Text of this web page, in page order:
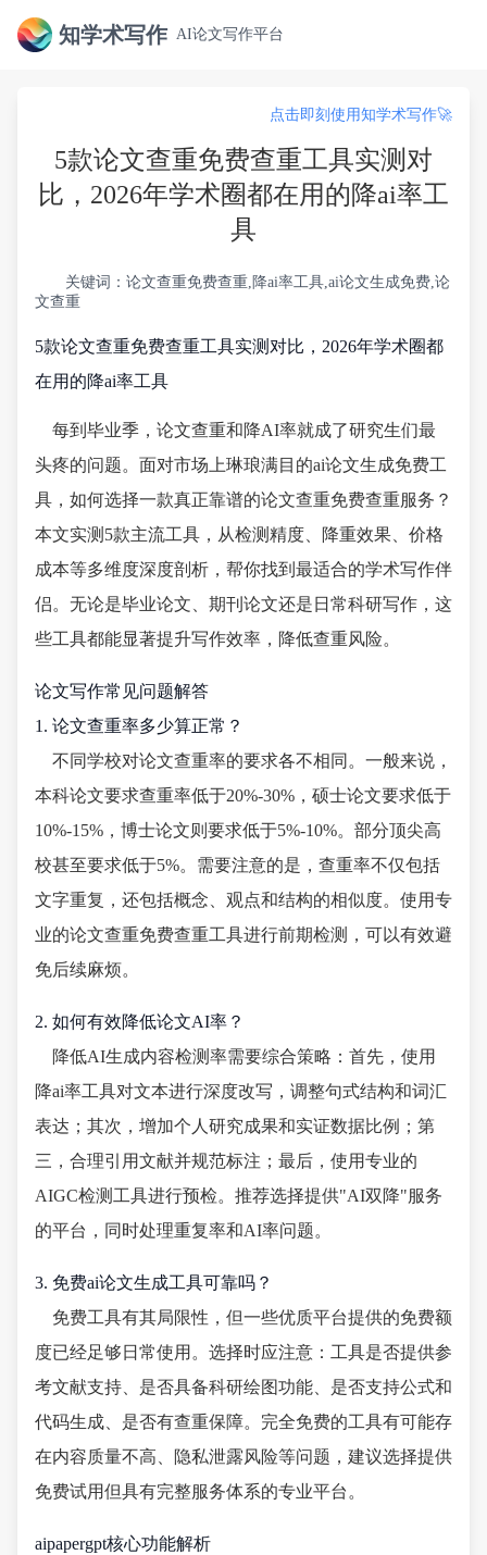
知学术写作 AI论文写作平台
点击即刻使用知学术写作🚀
5款论文查重免费查重工具实测对
比，2026年学术圈都在用的降ai率工
具
关键词：论文查重免费查重,降ai率工具,ai论文生成免费,论
文查重
5款论文查重免费查重工具实测对比，2026年学术圈都
在用的降ai率工具
每到毕业季，论文查重和降AI率就成了研究生们最
头疼的问题。面对市场上琳琅满目的ai论文生成免费工
具，如何选择一款真正靠谱的论文查重免费查重服务？
本文实测5款主流工具，从检测精度、降重效果、价格
成本等多维度深度剖析，帮你找到最适合的学术写作伴
侣。无论是毕业论文、期刊论文还是日常科研写作，这
些工具都能显著提升写作效率，降低查重风险。
论文写作常见问题解答
1. 论文查重率多少算正常？
不同学校对论文查重率的要求各不相同。一般来说，
本科论文要求查重率低于20%-30%，硕士论文要求低于
10%-15%，博士论文则要求低于5%-10%。部分顶尖高
校甚至要求低于5%。需要注意的是，查重率不仅包括
文字重复，还包括概念、观点和结构的相似度。使用专
业的论文查重免费查重工具进行前期检测，可以有效避
免后续麻烦。
2. 如何有效降低论文AI率？
降低AI生成内容检测率需要综合策略：首先，使用
降ai率工具对文本进行深度改写，调整句式结构和词汇
表达；其次，增加个人研究成果和实证数据比例；第
三，合理引用文献并规范标注；最后，使用专业的
AIGC检测工具进行预检。推荐选择提供"AI双降"服务
的平台，同时处理重复率和AI率问题。
3. 免费ai论文生成工具可靠吗？
免费工具有其局限性，但一些优质平台提供的免费额
度已经足够日常使用。选择时应注意：工具是否提供参
考文献支持、是否具备科研绘图功能、是否支持公式和
代码生成、是否有查重保障。完全免费的工具有可能存
在内容质量不高、隐私泄露风险等问题，建议选择提供
免费试用但具有完整服务体系的专业平台。
aipapergpt核心功能解析